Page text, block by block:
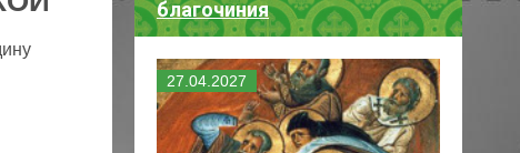
благочиния
27 04 2027